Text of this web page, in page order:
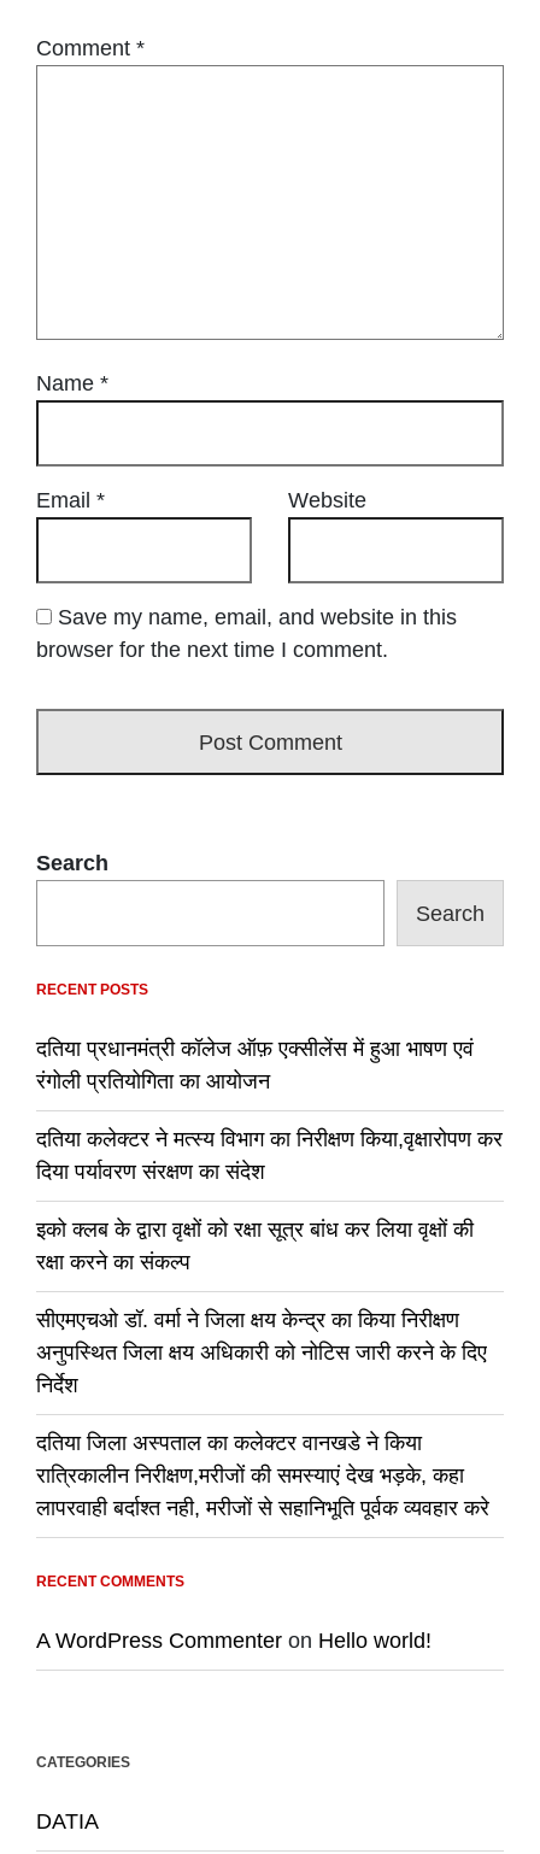
Comment *
Name *
Email * Website
Save my name, email, and website in this
browser for the next time I comment.
Search
Search
RECENT POSTS
दतिया प्रधानमंत्री कॉलेज ऑफ़ एक्सीलेंस में हुआ भाषण एवं
रंगोली प्रतियोगिता का आयोजन
दतिया कलेक्टर ने मत्स्य विभाग का निरीक्षण किया,वृक्षारोपण कर
दिया पर्यावरण संरक्षण का संदेश
इको क्लब के द्वारा वृक्षों को रक्षा सूत्र बांध कर लिया वृक्षों की
रक्षा करने का संकल्प
सीएमएचओ डॉ. वर्मा ने जिला क्षय केन्द्र का किया निरीक्षण
अनुपस्थित जिला क्षय अधिकारी को नोटिस जारी करने के दिए
निर्देश
दतिया जिला अस्पताल का कलेक्टर वानखडे ने किया
रात्रिकालीन निरीक्षण,मरीजों की समस्याएं देख भड़के, कहा
लापरवाही बर्दाश्त नही, मरीजों से सहानिभूति पूर्वक व्यवहार करे
RECENT COMMENTS
A WordPress Commenter on Hello world!
CATEGORIES
DATIA